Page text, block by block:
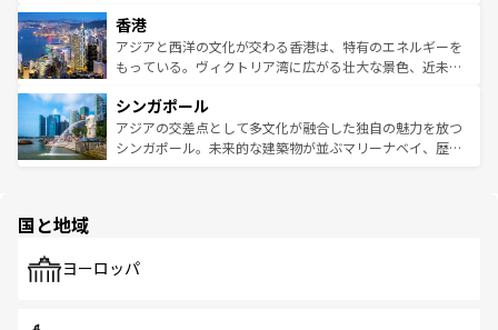
とつ。フォーやバインミー、ベトナムコーヒーなどは、ぜ
ひ現地で味わいたい。どの地域を訪れてもあたたかい人々
が旅行者を迎えてくれるので、きっと忘れられない旅にな
参照してほしい。
の活気が交差している。北部ではチェンマイなどの山岳地
帯で自然と触れ合い、南部ではプーケットやクラビの美し
いビーチでリゾート気分を楽しむことができる。タイ料理
激する。気候は一年中温暖で、どの季節にも異なる楽しみ
が待っている。親しみやすいタイの人々、仏教を中心とし
た文化、そして多様な観光資源が、訪れる旅人を魅了し続
香港
アジアと西洋の文化が交わる香港は、特有のエネルギーを
もっている。ヴィクトリア湾に広がる壮大な景色、近未来
み、どこを訪れても感動するはず。観光スポットが密集し
ており、効率よく見どころを回れるのも魅力。息をのむよ
うな絶景から文化的な体験まで、香港を存分に楽しみ尽く
シンガポール
アジアの交差点として多文化が融合した独自の魅力を放つ
シンガポール。未来的な建築物が並ぶマリーナベイ、歴史
で、ホーカーズは地元の風情を楽しめる外せないスポット
国と地域
ヨーロッパ